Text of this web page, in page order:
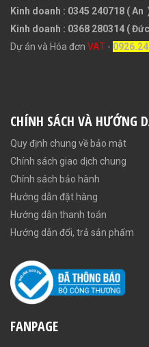
Kinh doanh : 0345 240718 ( An
Kinh doanh : 0368 280314 (
Dự án và Hóa đơn VAT -
CHÍNH SÁCH VÀ HƯỚNG
Quy định chung về bảo mật
Chính sách giao dịch chung
Chính sách bảo hành
Hướng dẫn đặt hàng
Hướng dẫn thanh toán
Hướng dẫn đổi, trả sản phẩm
FANPAGE